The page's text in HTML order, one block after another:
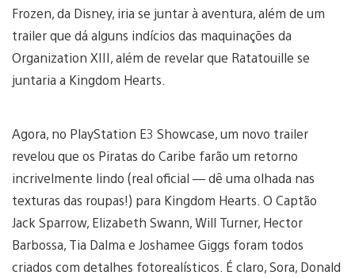
Frozen, da Disney, iria se juntar à aventura, além de um
trailer que dá alguns indícios das maquinações da
Organization XIII, além de revelar que Ratatouille se
juntaria a Kingdom Hearts.
Agora, no PlayStation E3 Showcase, um novo trailer
revelou que os Piratas do Caribe farão um retorno
incrivelmente lindo (real oficial — dê uma olhada nas
texturas das roupas!) para Kingdom Hearts. O Captão
Jack Sparrow, Elizabeth Swann, Will Turner, Hector
Barbossa, Tia Dalma e Joshamee Giggs foram todos
criados com detalhes fotorealísticos. É claro, Sora, Donald